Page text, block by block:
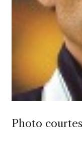
Photo